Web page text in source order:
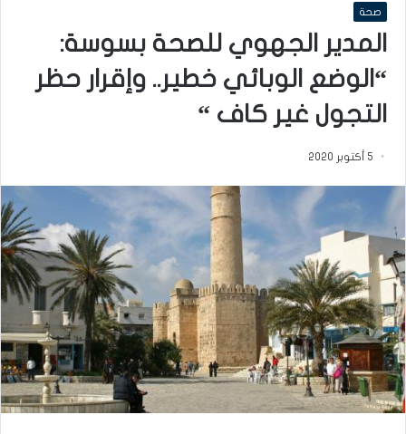
صحة
المدير الجهوي للصحة بسوسة:
“الوضع الوبائي خطير.. وإقرار حظر
التجول غير كاف “
5 أكتوبر 2020